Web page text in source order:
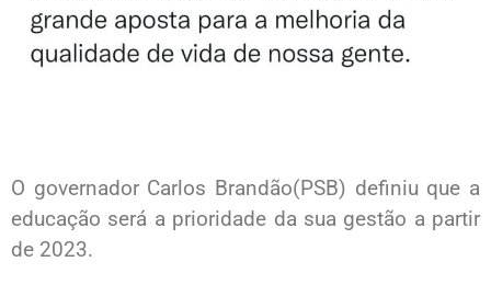
O governador Carlos Brandão(PSB) definiu que a
educação será a prioridade da sua gestão a partir
de 2023.